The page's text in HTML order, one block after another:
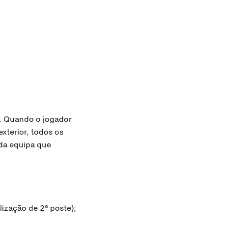
Quando o jogador
todos os
equipa que
de 2º poste);